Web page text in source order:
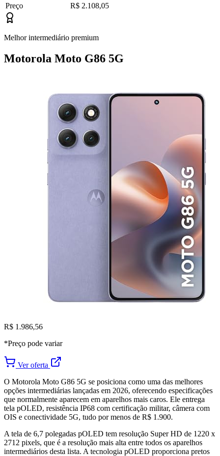
Preço
R$ 2.108,05
Melhor intermediário premium
Motorola Moto G86 5G
R$ 1.986,56
*Preço pode variar
Ver oferta
O Motorola Moto G86 5G se posiciona como uma das melhores
opções intermediárias lançadas em 2026, oferecendo especificações
que normalmente aparecem em aparelhos mais caros. Ele entrega
tela pOLED, resistência IP68 com certificação militar, câmera com
OIS e conectividade 5G, tudo por menos de R$ 1.900.
A tela de 6,7 polegadas pOLED tem resolução Super HD de 1220 x
2712 pixels, que é a resolução mais alta entre todos os aparelhos
intermediários desta lista. A tecnologia pOLED proporciona pretos